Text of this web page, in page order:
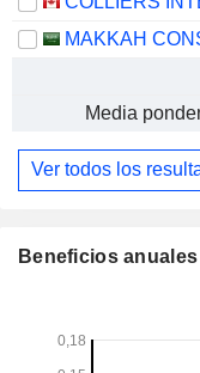
Media
Ver todos los
Beneficios